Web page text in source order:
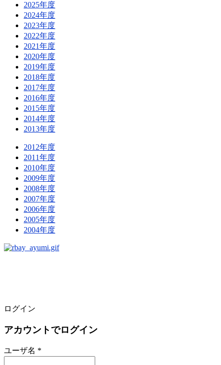
2025年度
2024年度
2023年度
2022年度
2021年度
2020年度
2019年度
2018年度
2017年度
2016年度
2015年度
2014年度
2013年度
2012年度
2011年度
2010年度
2009年度
2008年度
2007年度
2006年度
2005年度
2004年度
ログイン
アカウントでログイン
ユーザ名 *